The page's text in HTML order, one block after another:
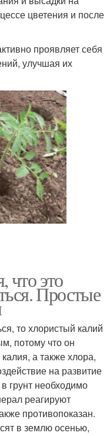
цветения и после
проявляет себя
улучшая их
что это
Простые
то хлористый калий
потому что он
а также хлора,
на развитие
грунт необходимо
реагируют
противопоказан.
в землю осенью,